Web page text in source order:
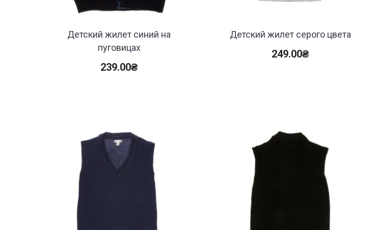
Детский жилет синий на
пуговицах
239.00₴
Детский жилет серого цвета
249.00₴